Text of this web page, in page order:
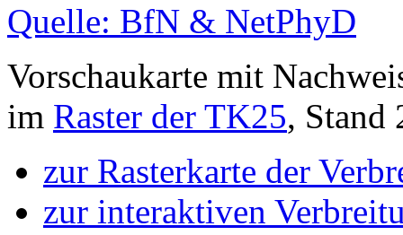
Quelle: BfN & NetPhyD
Vorschaukarte mit
im Raster der TK25, Stand
zur Rasterkarte der
zur interaktiven